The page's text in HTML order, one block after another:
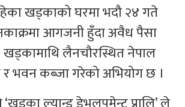
रहेका खड्काको घरमा भदौ २४ गते
आगजनी हुँदा अवैध पैसा
खड्कामाथि लैनचौरस्थित नेपाल
र भवन कब्जा गरेको अभियोग छ ।